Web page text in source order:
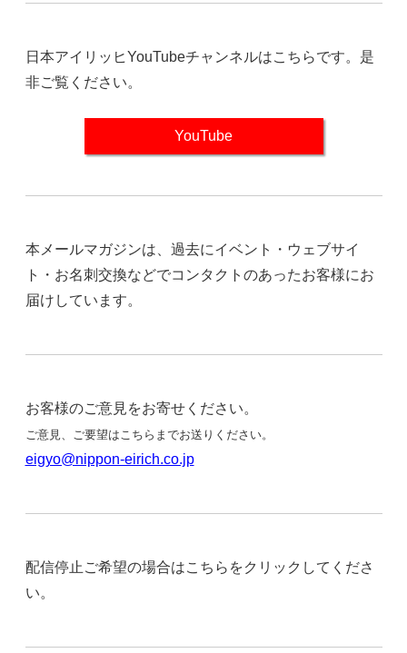
日本アイリッヒYouTubeチャンネルはこちらです。是
非ご覧ください。
YouTube
本メールマガジンは、過去にイベント・ウェブサイ
ト・お名刺交換などでコンタクトのあったお客様にお
届けしています。
お客様のご意見をお寄せください。
ご意見、ご要望はこちらまでお送りください。
eigyo@nippon-eirich.co.jp
配信停止ご希望の場合はこちらをクリックしてくださ
い。